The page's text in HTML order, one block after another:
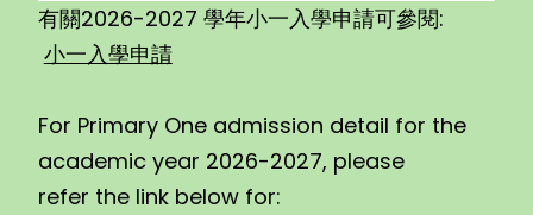
有關2026-2027 學年小一入學申請可參閱:
小一入學申請
For Primary One admission detail for the
academic year 2026-2027, please
refer the link below for: